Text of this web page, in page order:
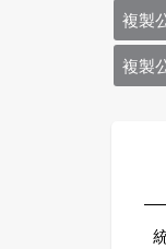
複製
複製